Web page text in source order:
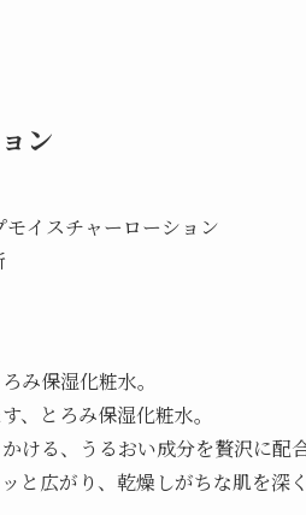
ン
イスチャーローション
み保湿化粧水。
、とろみ保湿化粧水。
ける、うるおい成分を贅沢に配合
と広がり、乾燥しがちな肌を深